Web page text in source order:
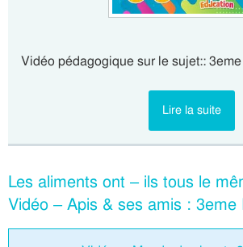
Vidéo pédagogique sur le sujet::
Lire la suite
Les aliments ont – ils tous le
Vidéo – Apis & ses amis : 3eme